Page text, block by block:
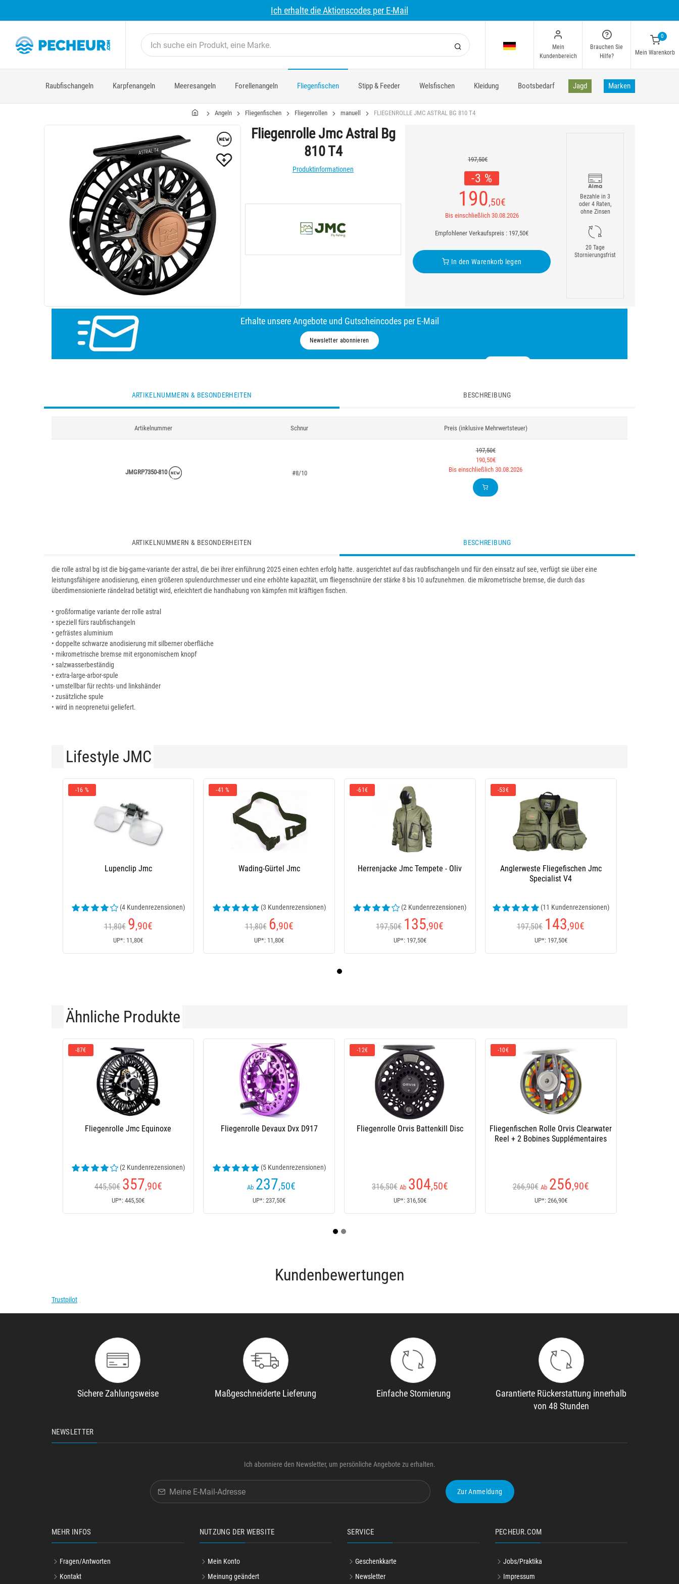
Ich erhalte die Aktionscodes per E-Mail
Mein
Kundenbereich
Brauchen Sie
Hilfe?
0
Mein Warenkorb
Raubfischangeln Karpfenangeln Meeresangeln Forellenangeln Fliegenfischen Stipp & Feeder Welsfischen Kleidung Bootsbedarf Jagd Marken
Angeln Fliegenfischen Fliegenrollen manuell FLIEGENROLLE JMC ASTRAL BG 810 T4
Fliegenrolle Jmc Astral Bg
810 T4
Produktinformationen
197,50€
-3 %
190,50€
Bis einschließlich 30.08.2026
Empfohlener Verkaufspreis : 197,50€
In den Warenkorb legen
Bezahle in 3
oder 4 Raten,
ohne Zinsen
20 Tage
Stornierungsfrist
Erhalte unsere Angebote und Gutscheincodes per E-Mail
Newsletter abonnieren
ARTIKELNUMMERN & BESONDERHEITEN BESCHREIBUNG
Artikelnummer Schnur Preis (inklusive Mehrwertsteuer)
JMGRP7350-810 #8/10
197,50€
190,50€
Bis einschließlich 30.08.2026
ARTIKELNUMMERN & BESONDERHEITEN BESCHREIBUNG
die rolle astral bg ist die big-game-variante der astral, die bei ihrer einführung 2025 einen echten erfolg hatte. ausgerichtet auf das raubfischangeln und für den einsatz auf see, verfügt sie über eine
leistungsfähigere anodisierung, einen größeren spulendurchmesser und eine erhöhte kapazität, um fliegenschnüre der stärke 8 bis 10 aufzunehmen. die mikrometrische bremse, die durch das
überdimensionierte rändelrad betätigt wird, erleichtert die handhabung von kämpfen mit kräftigen fischen.
• großformatige variante der rolle astral
• speziell fürs raubfischangeln
• gefrästes aluminium
• doppelte schwarze anodisierung mit silberner oberfläche
• mikrometrische bremse mit ergonomischem knopf
• salzwasserbeständig
• extra-large-arbor-spule
• umstellbar für rechts- und linkshänder
• zusätzliche spule
• wird in neoprenetui geliefert.
Lifestyle JMC
-16 %
Lupenclip Jmc
(4 Kundenrezensionen)
11,80€ 9,90€
UP*: 11,80€
-41 %
Wading-Gürtel Jmc
(3 Kundenrezensionen)
11,80€ 6,90€
UP*: 11,80€
-61€
Herrenjacke Jmc Tempete - Oliv
(2 Kundenrezensionen)
197,50€ 135,90€
UP*: 197,50€
-53€
Anglerweste Fliegefischen Jmc
Specialist V4
(11 Kundenrezensionen)
197,50€ 143,90€
UP*: 197,50€
Ähnliche Produkte
(2 Kundenrezensionen)
Fliegenrolle Devaux Dvx D917
(5 Kundenrezensionen)
Ab 237
UP*: 237,50€
-12€
Fliegenrolle Orvis Battenkill Disc
316,50€ Ab
UP*: 316,50€
-10€
Fliegenfischen Rolle Orvis Clearwater
266,90€ Ab 256
UP*: 266,90€
Fliegenrolle Devaux Dvx D917 B
237
Kundenbewertungen
Trustpilot
Sichere Zahlungsweise Maßgeschneiderte Lieferung Einfache Stornierung
Garantierte Rückerstattung innerhalb
von 48 Stunden
NEWSLETTER
Ich abonniere den Newsletter, um persönliche Angebote zu erhalten.
Zur Anmeldung
MEHR INFOS
Fragen/Antworten
Kontakt
NUTZUNG DER WEBSITE
Mein Konto
Meinung geändert
SERVICE
Geschenkkarte
Newsletter
PECHEUR.COM
Jobs/Praktika
Impressum